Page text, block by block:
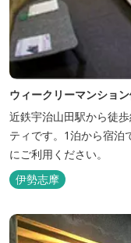
ウィークリーマンショ
近鉄宇治山田駅から徒
ティです。1泊から宿泊
にご利用ください。
伊勢志摩